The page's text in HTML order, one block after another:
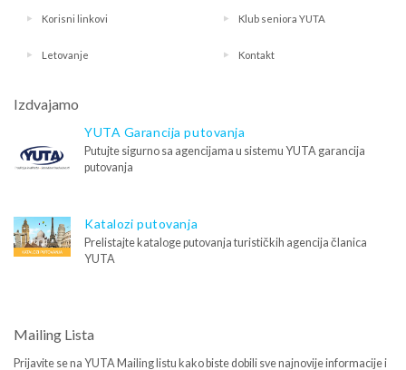
Korisni linkovi Klub seniora YUTA
Letovanje Kontakt
Izdvajamo
YUTA Garancija putovanja
Putujte sigurno sa agencijama u sistemu YUTA garancija
putovanja
Katalozi putovanja
Prelistajte kataloge putovanja turističkih agencija članica
YUTA
Mailing Lista
Prijavite se na YUTA Mailing listu kako biste dobili sve najnovije informacije i